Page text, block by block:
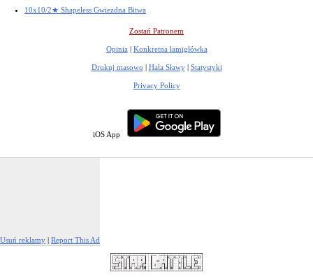
10x10/2★ Shapeless Gwiezdna Bitwa
Zostań Patronem
Opinia | Konkretna łamigłówka
Drukuj masowo | Hala Sławy| Statystyki
Privacy Policy
iOS App
Usuń reklamy | Report This Ad